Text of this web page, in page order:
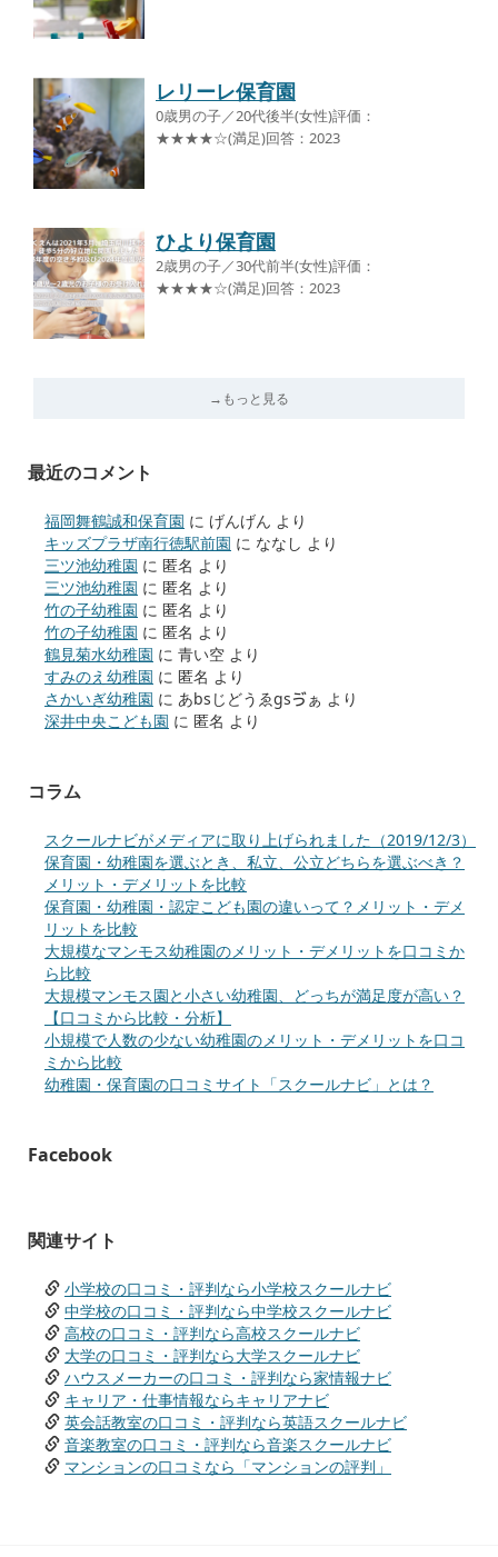
レリーレ保育園
0歳男の子／20代後半(女性)評価：
★★★★☆(満足)回答：2023
ひより保育園
2歳男の子／30代前半(女性)評価：
★★★★☆(満足)回答：2023
→もっと見る
最近のコメント
福岡舞鶴誠和保育園 に げんげん より
キッズプラザ南行徳駅前園 に ななし より
三ツ池幼稚園 に 匿名 より
三ツ池幼稚園 に 匿名 より
竹の子幼稚園 に 匿名 より
竹の子幼稚園 に 匿名 より
鶴見菊水幼稚園 に 青い空 より
すみのえ幼稚園 に 匿名 より
さかいぎ幼稚園 に あbsじどうゑgsゔぁ より
深井中央こども園 に 匿名 より
コラム
スクールナビがメディアに取り上げられました（2019/12/3）
保育園・幼稚園を選ぶとき、私立、公立どちらを選ぶべき？
メリット・デメリットを比較
保育園・幼稚園・認定こども園の違いって？メリット・デメ
リットを比較
大規模なマンモス幼稚園のメリット・デメリットを口コミか
ら比較
大規模マンモス園と小さい幼稚園、どっちが満足度が高い？
【口コミから比較・分析】
小規模で人数の少ない幼稚園のメリット・デメリットを口コ
ミから比較
幼稚園・保育園の口コミサイト「スクールナビ」とは？
Facebook
関連サイト
小学校の口コミ・評判なら小学校スクールナビ
中学校の口コミ・評判なら中学校スクールナビ
高校の口コミ・評判なら高校スクールナビ
大学の口コミ・評判なら大学スクールナビ
ハウスメーカーの口コミ・評判なら家情報ナビ
キャリア・仕事情報ならキャリアナビ
英会話教室の口コミ・評判なら英語スクールナビ
音楽教室の口コミ・評判なら音楽スクールナビ
マンションの口コミなら「マンションの評判」